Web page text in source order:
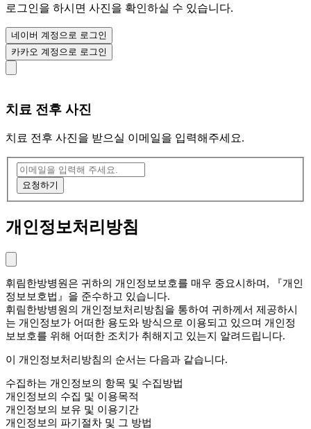
로그인을 하시면 사진을 확인하실 수 있습니다.
네이버 계정으로 로그인
카카오 계정으로 로그인
치료 전후 사진
치료 전후 사진을 받으실 이메일을 입력해주세요.
요청하기
개인정보처리방침
휘림한방병원은 귀하의 개인정보보호를 매우 중요시하며, 『개인
정보보호법』을 준수하고 있습니다.
휘림한방병원의 개인정보처리방침을 통하여 귀하께서 제공하시
는 개인정보가 어떠한 용도와 방식으로 이용되고 있으며 개인정
보보호를 위해 어떠한 조치가 취해지고 있는지 알려드립니다.
이 개인정보처리방침의 순서는 다음과 같습니다.
수집하는 개인정보의 항목 및 수집방법
개인정보의 수집 및 이용목적
개인정보의 보유 및 이용기간
개인정보의 파기절차 및 그 방법